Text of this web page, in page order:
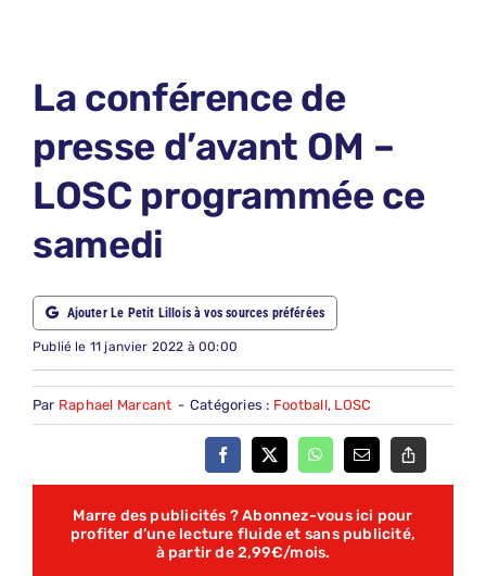
ABONNEMENTS
NOUS CONTACTER
NOUS SUIVRE
Rechercher:
La conférence de
presse d’avant OM –
LOSC programmée ce
samedi
Ajouter Le Petit Lillois à vos sources préférées
Publié le 11 janvier 2022 à 00:00
Par Raphael Marcant - Catégories : Football, LOSC
Marre des publicités ? Abonnez-vous ici pour
profiter d’une lecture fluide et sans publicité,
à partir de 2,99€/mois.